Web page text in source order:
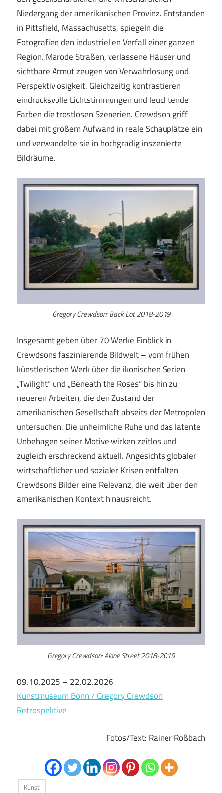
Niedergang der amerikanischen Provinz. Entstanden
in Pittsfield, Massachusetts, spiegeln die
Fotografien den industriellen Verfall einer ganzen
Region. Marode Straßen, verlassene Häuser und
sichtbare Armut zeugen von Verwahrlosung und
Perspektivlosigkeit. Gleichzeitig kontrastieren
eindrucksvolle Lichtstimmungen und leuchtende
Farben die trostlosen Szenerien. Crewdson griff
dabei mit großem Aufwand in reale Schauplätze ein
und verwandelte sie in hochgradig inszenierte
Bildräume.
Gregory Crewdson: Back Lot 2018-2019
Insgesamt geben über 70 Werke Einblick in
Crewdsons faszinierende Bildwelt – vom frühen
künstlerischen Werk über die ikonischen Serien
„Twilight“ und „Beneath the Roses“ bis hin zu
neueren Arbeiten, die den Zustand der
amerikanischen Gesellschaft abseits der Metropolen
untersuchen. Die unheimliche Ruhe und das latente
Unbehagen seiner Motive wirken zeitlos und
zugleich erschreckend aktuell. Angesichts globaler
wirtschaftlicher und sozialer Krisen entfalten
Crewdsons Bilder eine Relevanz, die weit über den
amerikanischen Kontext hinausreicht.
Gregory Crewdson: Alone Street 2018-2019
09.10.2025 – 22.02.2026
Kunstmuseum Bonn / Gregory Crewdson
Retrospektive
Fotos/Text: Rainer Roßbach
Kunst